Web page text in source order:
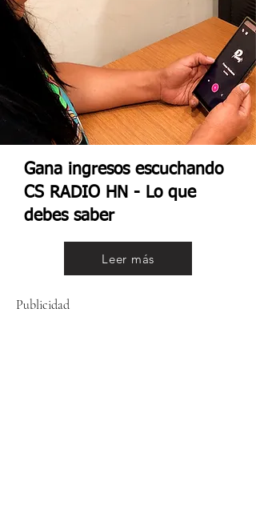
Gana ingresos escuchando
CS RADIO HN - Lo que
debes saber
Leer más
Publicidad